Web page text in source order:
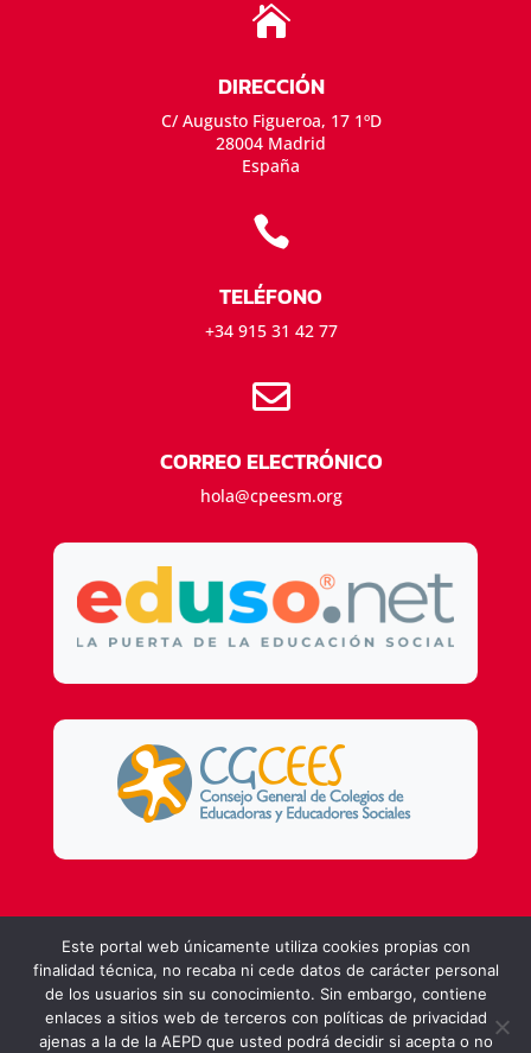

DIRECCIÓN
C/ Augusto Figueroa, 17 1ºD
28004 Madrid
España

TELÉFONO
+34 915 31 42 77

CORREO ELECTRÓNICO
hola@cpeesm.org
Design byDSMG
Este portal web únicamente utiliza cookies propias con
finalidad técnica, no recaba ni cede datos de carácter personal
de los usuarios sin su conocimiento. Sin embargo, contiene
enlaces a sitios web de terceros con políticas de privacidad
ajenas a la de la AEPD que usted podrá decidir si acepta o no